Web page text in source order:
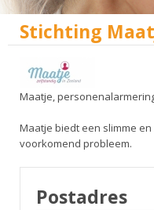
Stichting
Maatje,
Maatje biedt een slimme
voorkomend probleem.
Postadres